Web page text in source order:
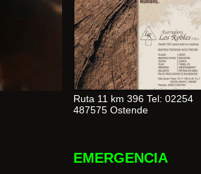
Ruta 11 km 396 Tel: 02254
487575 Ostende
EMERGENCIA